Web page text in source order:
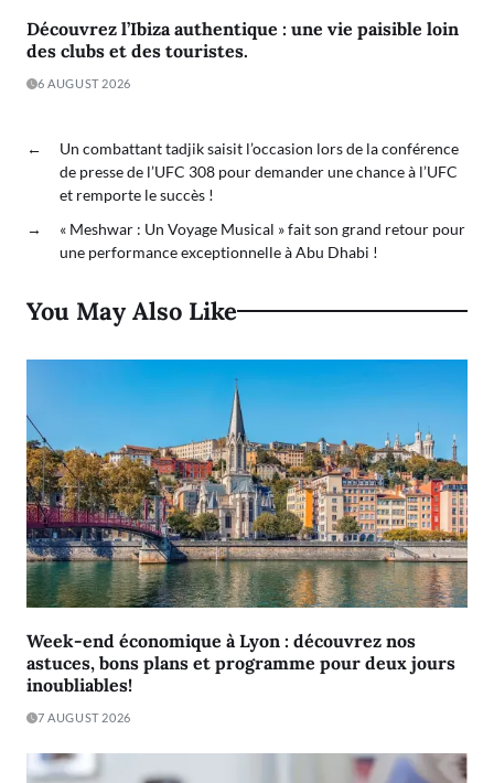
Découvrez l’Ibiza authentique : une vie paisible loin
des clubs et des touristes.
6 AUGUST 2026
←
Un combattant tadjik saisit l’occasion lors de la conférence
de presse de l’UFC 308 pour demander une chance à l’UFC
et remporte le succès !
→
« Meshwar : Un Voyage Musical » fait son grand retour pour
une performance exceptionnelle à Abu Dhabi !
You May Also Like
Week-end économique à Lyon : découvrez nos
astuces, bons plans et programme pour deux jours
inoubliables!
7 AUGUST 2026